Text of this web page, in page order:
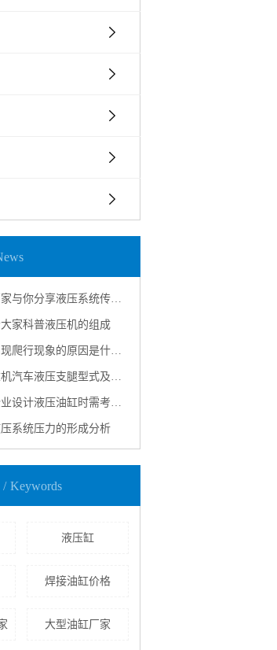
你分享液压系统传动的特点
家科普液压机的组成
象的原因是什么？如何解决？
液压支腿型式及维修的细节！
计液压油缸时需考虑的因素
系统压力的形成分析
Keywords
液压缸
焊接油缸价格
大型油缸厂家